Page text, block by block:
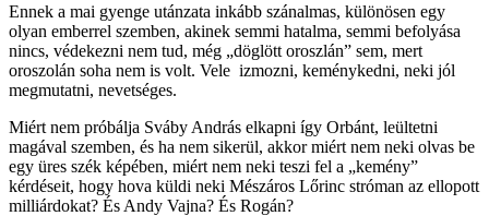
Ennek a mai gyenge utánzata inkább szánalmas, különösen egy
olyan emberrel szemben, akinek semmi hatalma, semmi befolyása
nincs, védekezni nem tud, még „döglött oroszlán” sem, mert
oroszolán soha nem is volt. Vele izmozni, keménykedni, neki jól
megmutatni, nevetséges.
Miért nem próbálja Sváby András elkapni így Orbánt, leültetni
magával szemben, és ha nem sikerül, akkor miért nem neki olvas be
egy üres szék képében, miért nem neki teszi fel a „kemény”
kérdéseit, hogy hova küldi neki Mészáros Lőrinc stróman az ellopott
milliárdokat? És Andy Vajna? És Rogán?